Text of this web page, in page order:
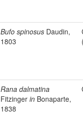
Bufo spinosus Daudin,
1803
Rana dalmatina
Fitzinger in Bonaparte,
1838